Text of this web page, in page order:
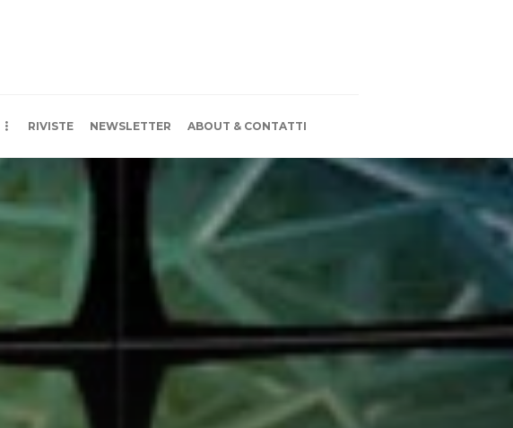
RIVISTE NEWSLETTER ABOUT & CONTATTI